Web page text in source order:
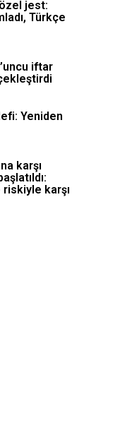
özel jest:
Türkçe
iftar
Yeniden
karşı
riskiyle karşı